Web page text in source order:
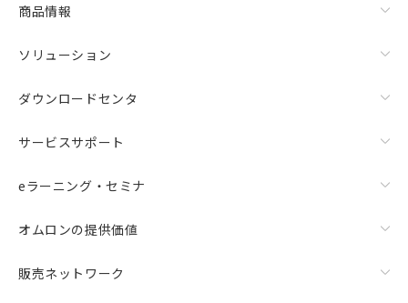
商品情報
ソリューション
ダウンロードセンタ
サービスサポート
eラーニング・セミナ
オムロンの提供価値
販売ネットワーク